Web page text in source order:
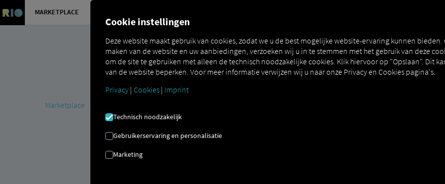
MARKETPLACE
Marketplace
Cookie instellingen
Deze website maakt gebruik van cookies, zodat we u de best mogelijke website-ervaring kunnen
maken van de website en uw aanbiedingen, verzoeken wij u in te stemmen met het gebruik van deze
om de site te gebruiken met alleen de technisch noodzakelijke cookies. Klik hiervoor op "Opslaan". Dit
van de website beperken. Voor meer informatie verwijzen wij u naar onze Privacy en Cookies pagina's.
Privacy | Cookies | Imprint
Technisch noodzakelijk
Gebruikerservaring en personalisatie
Marketing